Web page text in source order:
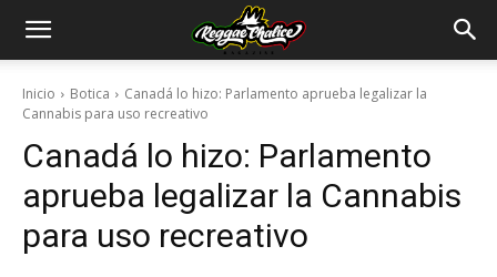
Inicio Botica
Canadá lo hizo: Parlamento aprueba legalizar la
Cannabis para uso recreativo
Canadá lo hizo: Parlamento
aprueba legalizar la Cannabis
para uso recreativo